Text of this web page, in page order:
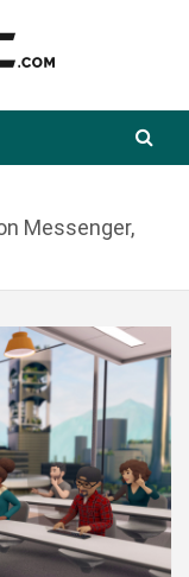
Messenger,